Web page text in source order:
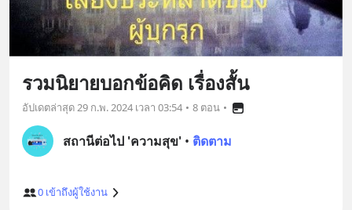
รวมนิยายบอกข้อคิด เรื่องสั้น
อัปเดตล่าสุด29 ก.พ. 2024 เวลา 03:54 • 8 ตอน •
สถานีต่อไป 'ความสุข' • ติดตาม
0 เข้าถึงผู้ใช้งาน